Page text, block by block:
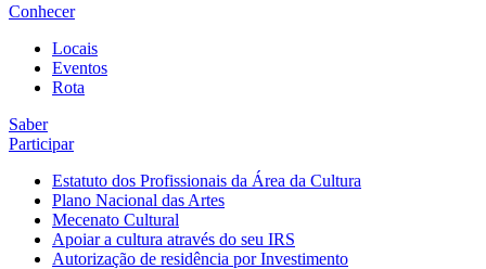
Conhecer
Locais
Eventos
Rota
Saber
Participar
Estatuto dos Profissionais da Área da Cultura
Plano Nacional das Artes
Mecenato Cultural
Apoiar a cultura através do seu IRS
Autorização de residência por Investimento